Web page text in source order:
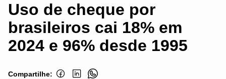
Uso de cheque por
brasileiros cai 18% em
2024 e 96% desde 1995
Compartilhe: